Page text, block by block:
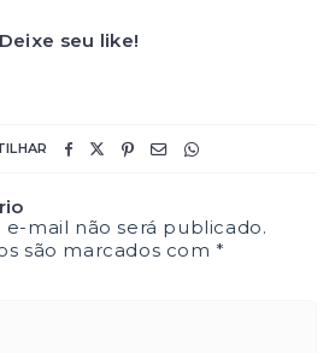
seu like!
mail não será publicado.
são marcados com*